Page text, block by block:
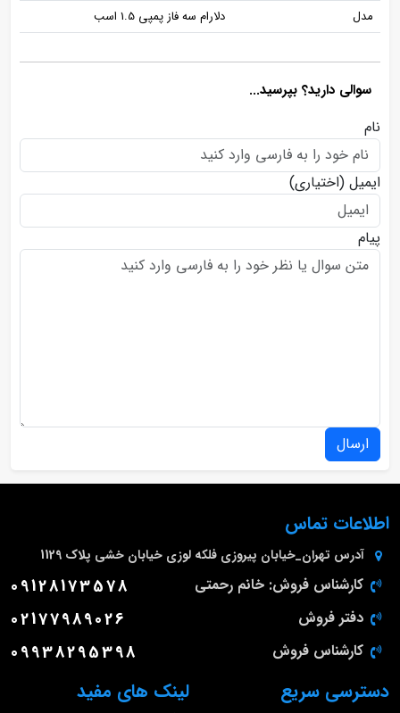
مدل
دلارام سه فاز پمپی 1.5 اسب
سوالی دارید؟ بپرسید...
نام
ایمیل (اختیاری)
پیام
ارسال
لینک های مفید دسترسی سریع
اطلاعات تماس
آدرس تهران_خیابان پیروزی فلکه لوزی خیابان خشی پلاک 1129
کارشناس فروش: خانم رحمتی 09128173578
دفتر فروش 02177989026
کارشناس فروش 09938295398